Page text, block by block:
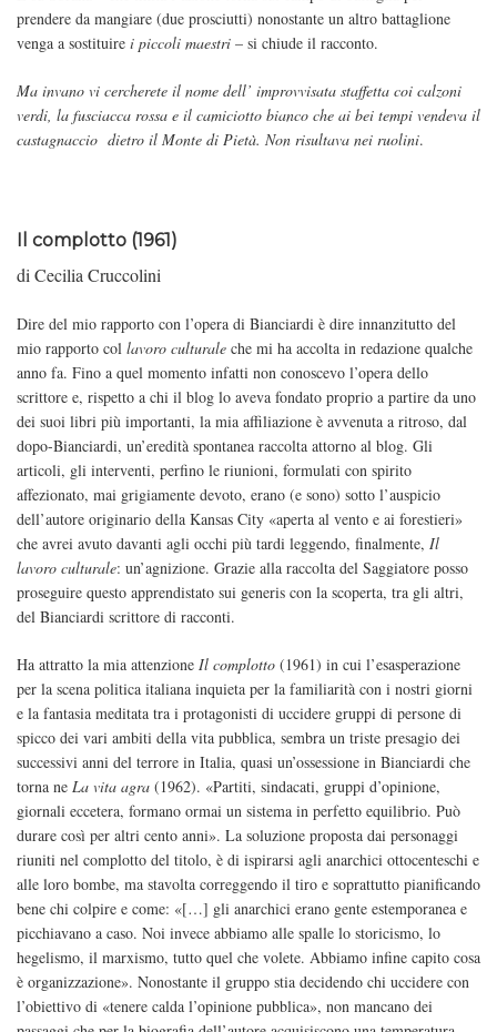
prendere da mangiare (due prosciutti) nonostante un altro battaglione
venga a sostituire i piccoli maestri – si chiude il racconto.
Ma invano vi cercherete il nome dell’ improvvisata staffetta coi calzoni
verdi, la fusciacca rossa e il camiciotto bianco che ai bei tempi vendeva il
castagnaccio dietro il Monte di Pietà. Non risultava nei ruolini.
Il complotto (1961)
di Cecilia Cruccolini
Dire del mio rapporto con l’opera di Bianciardi è dire innanzitutto del
mio rapporto col lavoro culturale che mi ha accolta in redazione qualche
anno fa. Fino a quel momento infatti non conoscevo l’opera dello
scrittore e, rispetto a chi il blog lo aveva fondato proprio a partire da uno
dei suoi libri più importanti, la mia affiliazione è avvenuta a ritroso, dal
dopo-Bianciardi, un’eredità spontanea raccolta attorno al blog. Gli
articoli, gli interventi, perfino le riunioni, formulati con spirito
affezionato, mai grigiamente devoto, erano (e sono) sotto l’auspicio
dell’autore originario della Kansas City «aperta al vento e ai forestieri»
che avrei avuto davanti agli occhi più tardi leggendo, finalmente, Il
lavoro culturale: un’agnizione. Grazie alla raccolta del Saggiatore posso
proseguire questo apprendistato sui generis con la scoperta, tra gli altri,
del Bianciardi scrittore di racconti.
Ha attratto la mia attenzione Il complotto (1961) in cui l’esasperazione
per la scena politica italiana inquieta per la familiarità con i nostri giorni
e la fantasia meditata tra i protagonisti di uccidere gruppi di persone di
spicco dei vari ambiti della vita pubblica, sembra un triste presagio dei
successivi anni del terrore in Italia, quasi un’ossessione in Bianciardi che
torna ne La vita agra (1962). «Partiti, sindacati, gruppi d’opinione,
giornali eccetera, formano ormai un sistema in perfetto equilibrio. Può
durare così per altri cento anni». La soluzione proposta dai personaggi
riuniti nel complotto del titolo, è di ispirarsi agli anarchici ottocenteschi e
alle loro bombe, ma stavolta correggendo il tiro e soprattutto pianificando
bene chi colpire e come: «[…] gli anarchici erano gente estemporanea e
picchiavano a caso. Noi invece abbiamo alle spalle lo storicismo, lo
hegelismo, il marxismo, tutto quel che volete. Abbiamo infine capito cosa
è organizzazione». Nonostante il gruppo stia decidendo chi uccidere con
l’obiettivo di «tenere calda l’opinione pubblica», non mancano dei